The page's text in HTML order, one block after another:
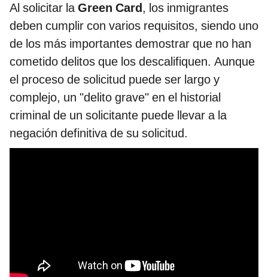
Al solicitar laGreen Card, los inmigrantes
deben cumplir con varios requisitos, siendo uno
de los más importantes demostrar que no han
cometido delitos que los descalifiquen. Aunque
el proceso de solicitud puede ser largo y
complejo, un "delito grave" en el historial
criminal de un solicitante puede llevar a la
negación definitiva de su solicitud.